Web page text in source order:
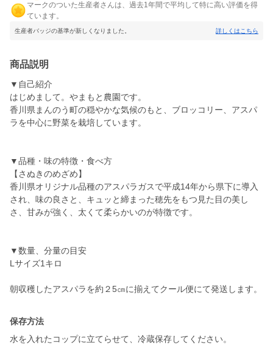
マークのついた生産者さんは、過去1年間で平均して特に高い評価を得
ています。
生産者バッジの基準が新しくなりました。 詳しくはこちら
商品説明
▼自己紹介
はじめまして。やまもと農園です。
香川県まんのう町の穏やかな気候のもと、ブロッコリー、アスパ
ラを中心に野菜を栽培しています。
▼品種・味の特徴・食べ方
【さぬきのめざめ】
香川県オリジナル品種のアスパラガスで平成14年から県下に導入
され、味の良さと、キュッと締まった穂先をもつ見た目の美し
さ、甘みが強く、太くて柔らかいのが特徴です。
▼数量、分量の目安
Lサイズ1キロ
保存方法
水を入れたコップに立てらせて、冷蔵保存してください。